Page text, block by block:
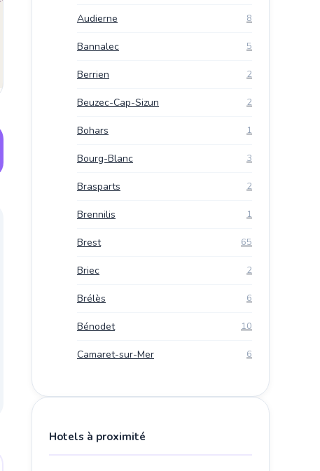
Audierne 8
Bannalec 5
Berrien 2
Beuzec-Cap-Sizun 2
Bohars 1
Bourg-Blanc 3
Brasparts 2
Brennilis 1
Brest 65
Briec 2
Brélès 6
Bénodet 10
Camaret-sur-Mer 6
Hotels à proximité